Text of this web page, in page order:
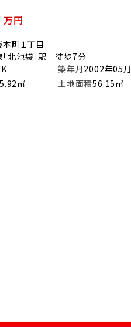
万円
町１丁目
北池袋」駅 徒歩7分
築年月2002年05月
㎡ 土地面積56.15㎡